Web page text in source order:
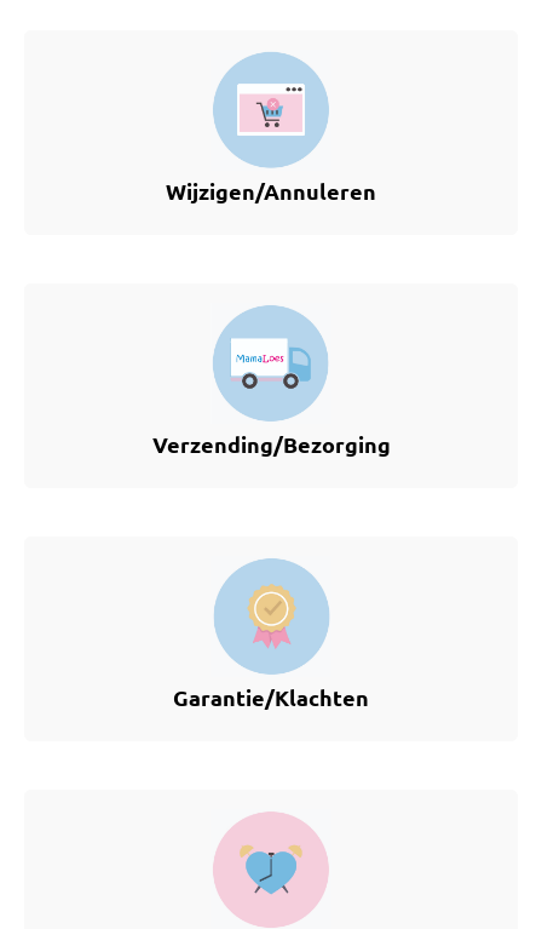
Wijzigen/Annuleren
Verzending/Bezorging
Garantie/Klachten